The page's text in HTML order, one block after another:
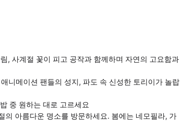
, 사계절 꽃이 피고 공작과 함께하며 자연의 고요함과
니메이션 팬들의 성지, 파도 속 신성한 토리이가 놀랍
중 원하는 대로 고르세요
아름다운 명소를 방문하세요. 봄에는 네모필라, 가